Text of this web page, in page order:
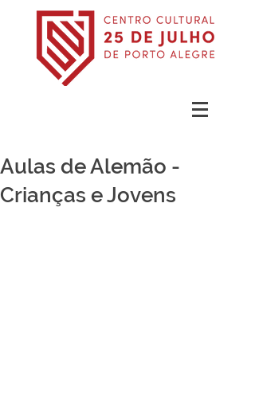
Aulas de Alemão -
Crianças e Jovens